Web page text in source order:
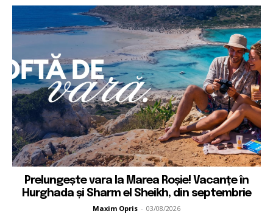
Prelungește vara la Marea Roșie! Vacanțe în
Hurghada și Sharm el Sheikh, din septembrie
Maxim Opris - 03/08/2026